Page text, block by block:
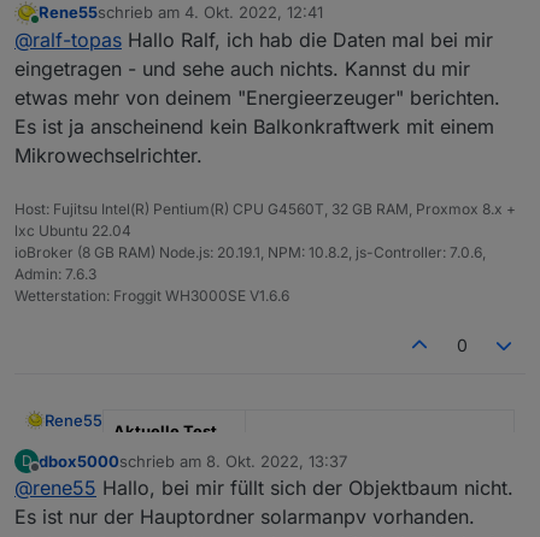
Online
Rene55schrieb am 4. Okt. 2022, 12:41
zuletzt editiert von
@ralf-topas Hallo Ralf, ich hab die Daten mal bei mir
eingetragen - und sehe auch nichts. Kannst du mir
etwas mehr von deinem "Energieerzeuger" berichten.
Es ist ja anscheinend kein Balkonkraftwerk mit einem
Mikrowechselrichter.
Host: Fujitsu Intel(R) Pentium(R) CPU G4560T, 32 GB RAM, Proxmox 8.x +
lxc Ubuntu 22.04
ioBroker (8 GB RAM) Node.js: 20.19.1, NPM: 10.8.2, js-Controller: 7.0.6,
Admin: 7.6.3
Wetterstation: Froggit WH3000SE V1.6.6
0
Rene55
Aktuelle Test
Version
0.5.1
Veröffentlichun
gsdatum
23.06.2022
D
Offline
dbox5000schrieb am 8. Okt. 2022, 13:37
zuletzt editiert von
@rene55 Hallo, bei mir füllt sich der Objektbaum nicht.
Es ist nur der Hauptordner solarmanpv vorhanden.